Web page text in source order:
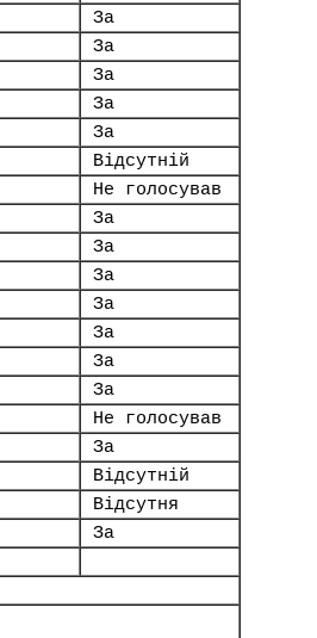
За
За
За
За
За
Відсутній
Не голосував
За
За
За
За
За
За
За
Не голосував
За
Відсутній
Відсутня
За